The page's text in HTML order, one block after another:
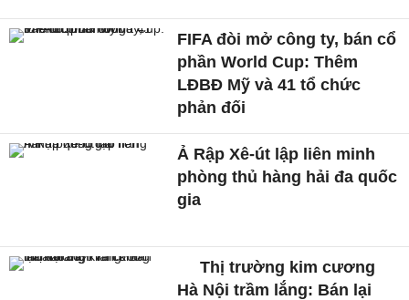
FIFA đòi mở công ty, bán cổ
phần World Cup: Thêm
LĐBĐ Mỹ và 41 tổ chức
phản đối
Ả Rập Xê-út lập liên minh
phòng thủ hàng hải đa quốc
gia
Thị trường kim cương
Hà Nội trầm lắng: Bán lại